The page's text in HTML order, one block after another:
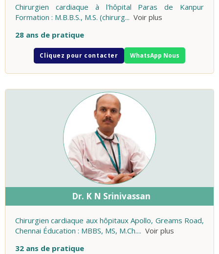
Chirurgien cardiaque à l'hôpital Paras de Kanpur
Formation : M.B.B.S., M.S. (chirurg... Voir plus
28 ans de pratique
Cliquez pour contacter WhatsApp Nous
Dr. K N Srinivassan
Chirurgien cardiaque aux hôpitaux Apollo, Greams Road,
Chennai Éducation : MBBS, MS, M.Ch.... Voir plus
32 ans de pratique